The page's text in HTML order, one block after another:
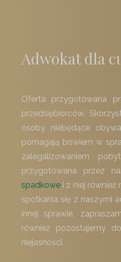
Adwokat dla
Oferta przygotowana
przedsiębiorców.
osoby niebędące
pomagają bowiem w
zalegalizowaniem
przygotowana przez
spadkowe i z niej
spotkania się z naszymi
innej sprawie,
również pozostajemy
niejasności.